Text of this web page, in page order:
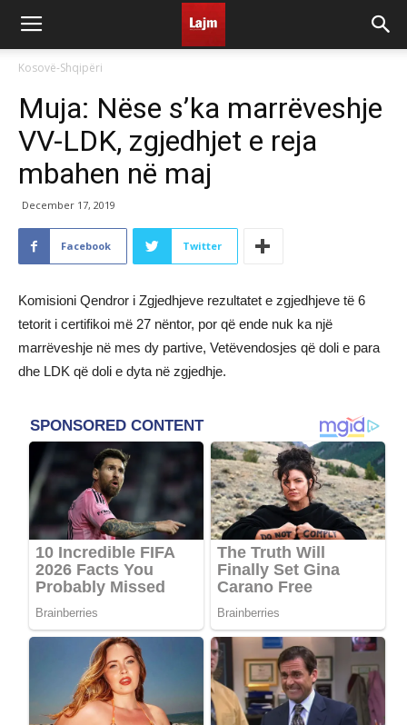
Kosovë-Shqipëri
Muja: Nëse s’ka marrëveshje
VV-LDK, zgjedhjet e reja
mbahen në maj
December 17, 2019
Facebook Twitter
Komisioni Qendror i Zgjedhjeve rezultatet e zgjedhjeve të 6
tetorit i certifikoi më 27 nëntor, por që ende nuk ka një
marrëveshje në mes dy partive, Vetëvendosjes që doli e para
dhe LDK që doli e dyta në zgjedhje.